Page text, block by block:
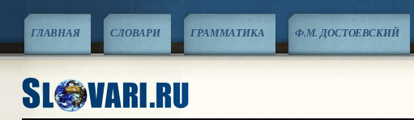
ГЛАВНАЯ СЛОВАРИ ГРАММАТИКА Ф.М. ДОСТОЕВСКИЙ